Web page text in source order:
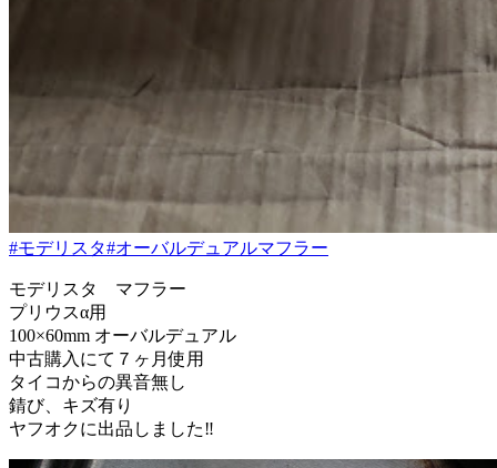
#モデリスタ#オーバルデュアルマフラー
モデリスタ マフラー
プリウスα用
100×60mm オーバルデュアル
中古購入にて７ヶ月使用
タイコからの異音無し
錆び、キズ有り
ヤフオクに出品しました‼️